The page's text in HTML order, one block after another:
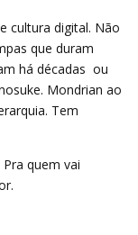
cultura digital. Não
que duram
há décadas  ou
Mondrian ao
Tem
quem vai